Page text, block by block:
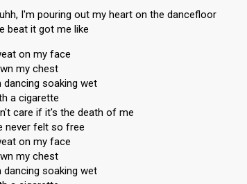
I'm pouring out my heart on the dancefloor
beat it got me like
on my face
my chest
dancing soaking wet
a cigarette
care if it's the death of me
never felt so free
on my face
my chest
dancing soaking wet